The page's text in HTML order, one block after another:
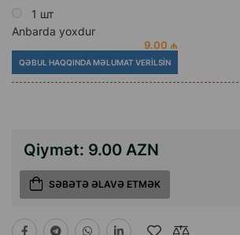
1 шт
Anbarda yoxdur
9.00 ₼
QƏBUL HAQQINDA MƏLUMAT VERILSIN
Qiymət: 9.00 AZN
SƏBƏTƏ ƏLAVƏ ETMƏK